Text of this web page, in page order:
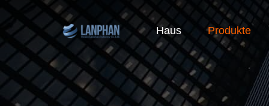
Haus Produkte